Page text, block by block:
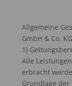
Allgemeine
GmbH & Co.
1)
Alle
erbracht
Grundlage